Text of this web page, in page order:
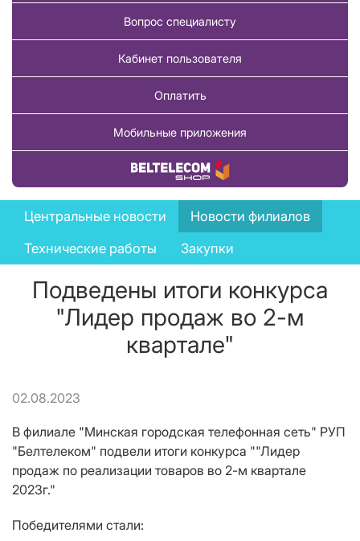
Вопрос специалисту
Кабинет пользователя
Оплатить
Мобильные приложения
Купить товар
News
menu
Центральные новости
Новости филиалов
Технические работы
Закупки
Подведены итоги конкурса
"Лидер продаж во 2-м
квартале"
02.08.2023
В филиале "Минская городская телефонная сеть" РУП
"Белтелеком" подвели итоги конкурса ""Лидер
продаж по реализации товаров во 2-м квартале
2023г."
Победителями стали: